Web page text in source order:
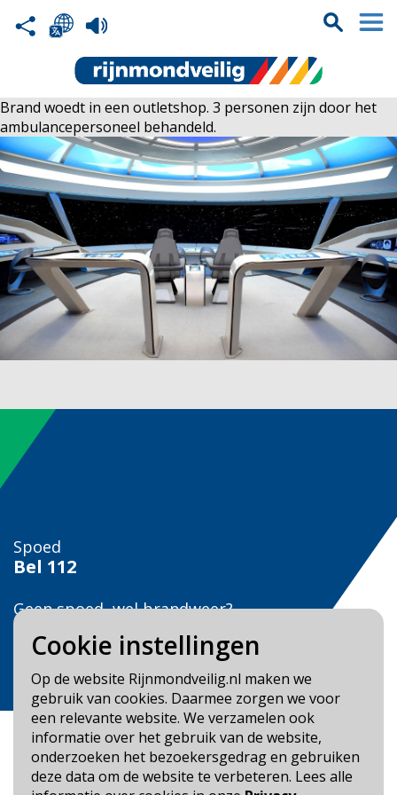
Cookie instellingen
Op de website Rijnmondveilig.nl maken we
gebruik van cookies. Daarmee zorgen we voor
een relevante website. We verzamelen ook
informatie over het gebruik van de website,
onderzoeken het bezoekersgedrag en gebruiken
deze data om de website te verbeteren. Lees alle
Brand woedt in een outletshop. 3 personen zijn door het
ambulancepersoneel behandeld.
Spoed
Bel 112
Geen spoed, wel brandweer?
Bel
Veilig Leven?
Bel 0900-8387